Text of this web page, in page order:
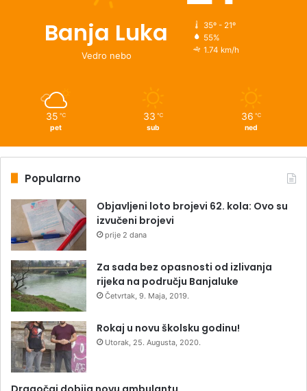
Banja Luka
Vedro nebo
35º - 21º
55%
1.74 km/h
35 ℃
pet
33 ℃
sub
36 ℃
ned
Popularno
Objavljeni loto brojevi 62. kola: Ovo su
izvučeni brojevi
prije 2 dana
Za sada bez opasnosti od izlivanja
rijeka na području Banjaluke
Četvrtak, 9. Maja, 2019.
Rokaj u novu školsku godinu!
Utorak, 25. Augusta, 2020.